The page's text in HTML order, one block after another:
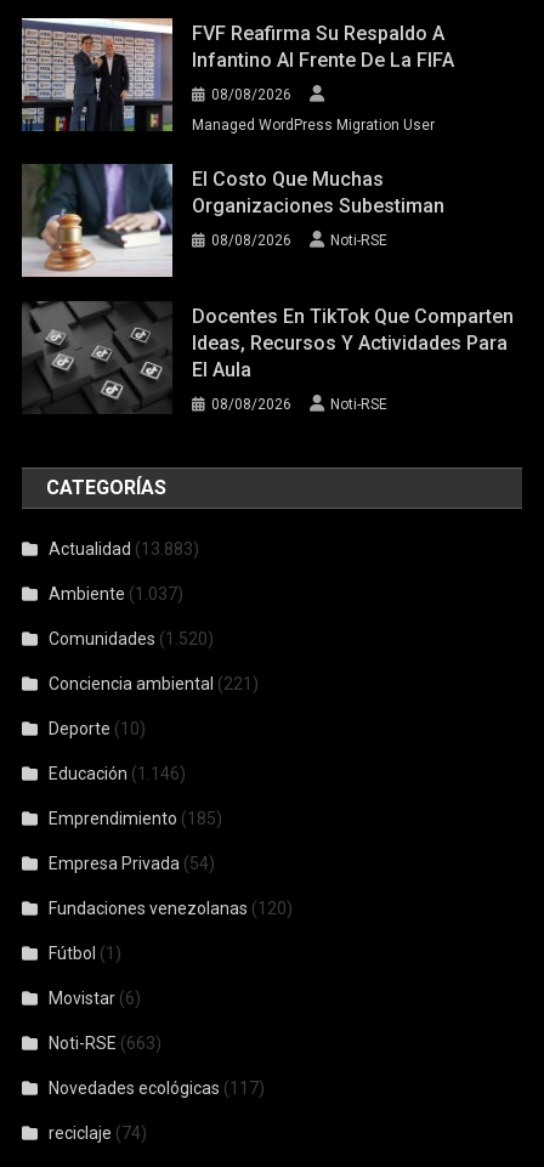
FVF Reafirma Su Respaldo A
Infantino Al Frente De La FIFA
08/08/2026
Managed WordPress Migration User
El Costo Que Muchas
Organizaciones Subestiman
08/08/2026 Noti-RSE
Docentes En TikTok Que Comparten
Ideas, Recursos Y Actividades Para
El Aula
08/08/2026 Noti-RSE
CATEGORÍAS
Actualidad (13.883)
Ambiente (1.037)
Comunidades (1.520)
Conciencia ambiental (221)
Deporte (10)
Educación (1.146)
Emprendimiento (185)
Empresa Privada (54)
Fundaciones venezolanas (120)
Fútbol (1)
Movistar (6)
Noti-RSE (663)
Novedades ecológicas (117)
reciclaje (74)